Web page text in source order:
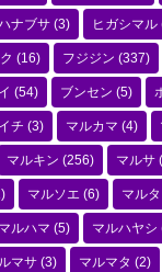
ナブサ (3) ヒガシマル
(16) フジジン (337)
(54) ブンセン (5)
チ (3) マルカマ (4)
マルキン (256) マルサ
マルソエ (6) マルタ
マルハマ (5) マルハヤシ
マサ (3) マルマタ (2)